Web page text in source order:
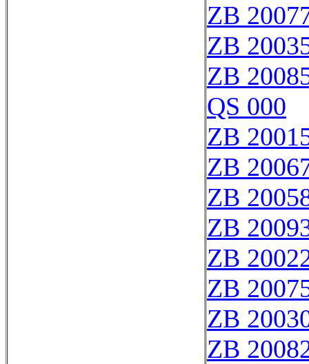
ZB
ZB
ZB
QS 000
ZB
ZB
ZB
ZB
ZB
ZB
ZB
ZB